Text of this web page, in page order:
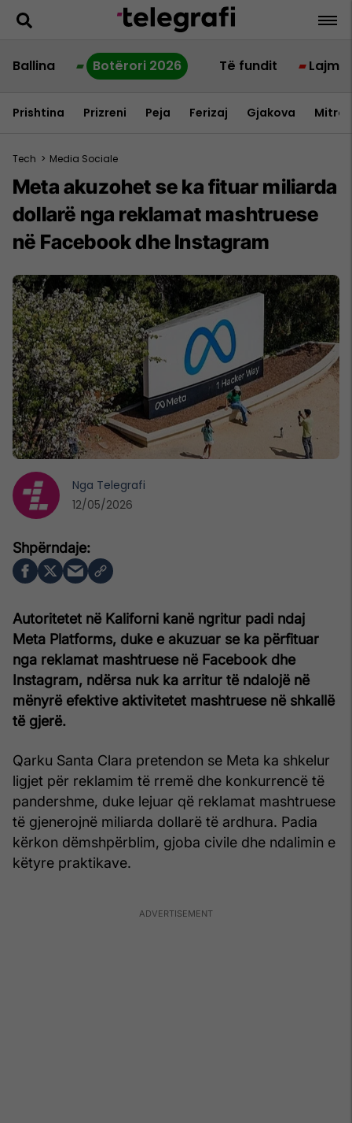
Ballina Botërori 2026 Të fundit Lajme
Prishtina Prizreni Peja Ferizaj Gjakova
Tech > Media Sociale
Meta akuzohet se ka fituar miliarda
dollarë nga reklamat mashtruese
në Facebook dhe Instagram
Autoritetet në Kaliforni kanë ngritur padi ndaj
Meta Platforms, duke e akuzuar se ka përfituar
nga reklamat mashtruese në Facebook dhe
Instagram, ndërsa nuk ka arritur të ndalojë në
mënyrë efektive aktivitetet mashtruese në shkallë
të gjerë.
Qarku Santa Clara pretendon se Meta ka shkelur
ligjet për reklamim të rremë dhe konkurrencë të
pandershme, duke lejuar që reklamat mashtruese
të gjenerojnë miliarda dollarë të ardhura. Padia
kërkon dëmshpërblim, gjoba civile dhe ndalimin e
këtyre praktikave.
Nga Telegrafi
12/05/2026